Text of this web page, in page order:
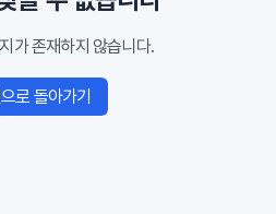
가 존재하지 않습니다.
로 돌아가기